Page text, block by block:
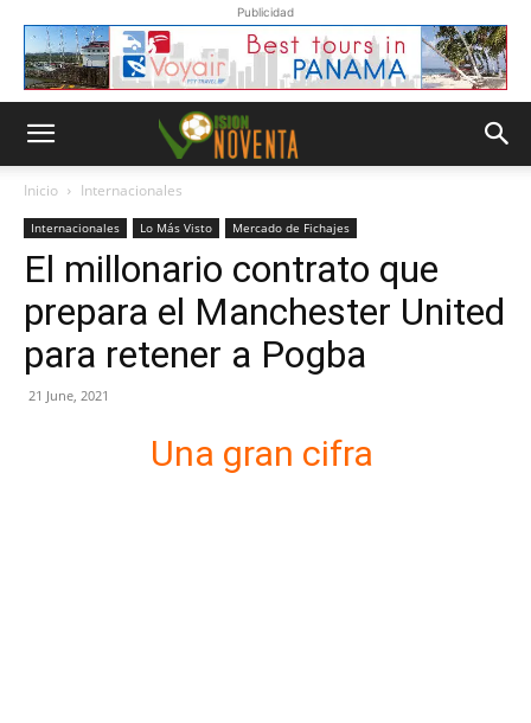
Publicidad
Inicio Internacionales
Internacionales Lo Más Visto Mercado de Fichajes
El millonario contrato que
prepara el Manchester United
para retener a Pogba
21 June, 2021
Una gran cifra